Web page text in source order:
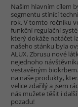
Našim hlavním cílem
segmentu stínící
rok. V tomto ročníku
funkční regulační
který dokáže natáčet
našeho stánku byla
ALUX. Zbrusu nové
nejednoho
vestavěným
na naše produkty,
velice zdařilý a jsem
nás mužete těšit i
pozadu!